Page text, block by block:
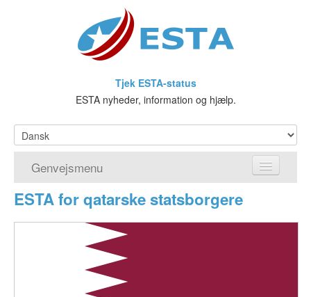
Tjek ESTA-status
ESTA nyheder, information og hjælp.
Genvejsmenu
Hjem
Ansøg om ESTA
Visumfritagelsesprogrammet
ESTA for qatarske statsborgere